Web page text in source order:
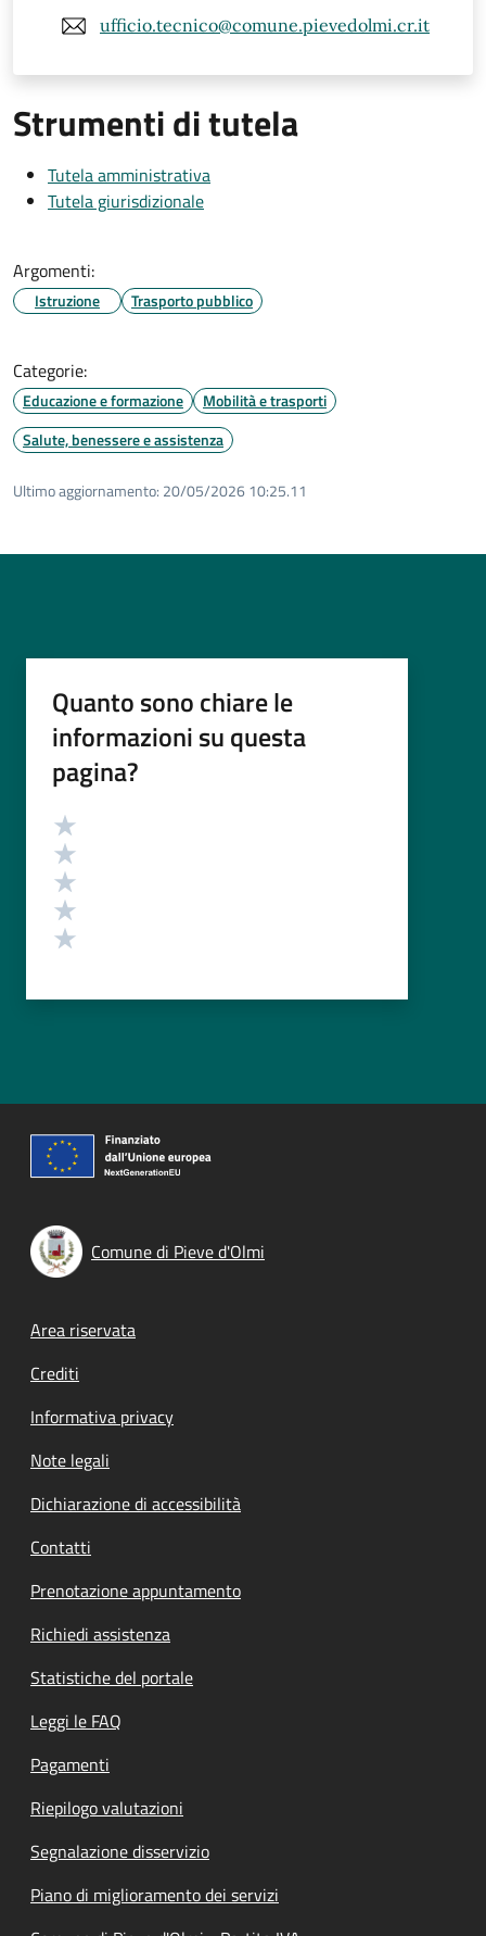
ufficio.tecnico@comune.pievedolmi.cr.it
Strumenti di tutela
Tutela amministrativa
Tutela giurisdizionale
Argomenti:
Istruzione Trasporto pubblico
Categorie:
Educazione e formazione
Mobilità e trasporti
Salute, benessere e assistenza
Ultimo aggiornamento: 20/05/2026 10:25.11
Quanto sono chiare le
informazioni su questa
pagina?
Valutazione
Comune di Pieve d'Olmi
Footer menu
Area riservata
Crediti
Informativa privacy
Note legali
Dichiarazione di accessibilità
Contatti
Prenotazione appuntamento
Richiedi assistenza
Statistiche del portale
Leggi le FAQ
Pagamenti
Riepilogo valutazioni
Segnalazione disservizio
Piano di miglioramento dei servizi